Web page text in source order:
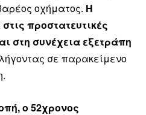
οχήματος. Η
προστατευτικές
στη συνέχεια εξετράπη
σε παρακείμενο
ο 52χρονος